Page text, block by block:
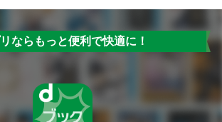
ならもっと便利で快適に！